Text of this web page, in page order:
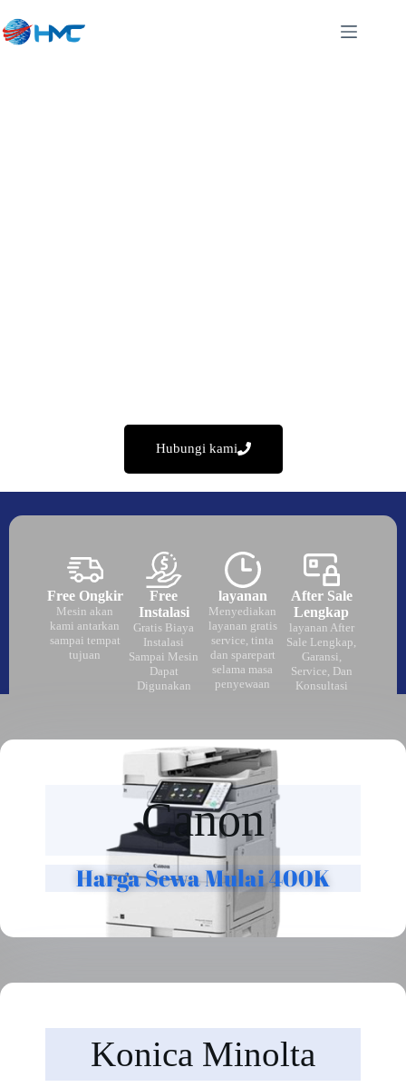
Hubungi kami
Free Ongkir
Mesin akan
kami antarkan
sampai tempat
tujuan
Free
Instalasi
Gratis Biaya
Instalasi
Sampai Mesin
Dapat
Digunakan
layanan
Menyediakan
layanan gratis
service, tinta
dan sparepart
selama masa
penyewaan
After Sale
Lengkap
layanan After
Sale Lengkap,
Garansi,
Service, Dan
Konsultasi
Canon
Harga Sewa Mulai 400K
Konica Minolta